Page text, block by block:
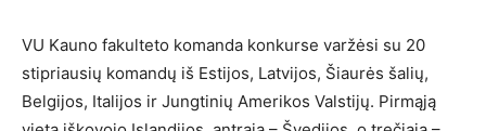
VU Kauno fakulteto komanda konkurse varžėsi su 20
stipriausių komandų iš Estijos, Latvijos, Šiaurės šalių,
Belgijos, Italijos ir Jungtinių Amerikos Valstijų. Pirmąją